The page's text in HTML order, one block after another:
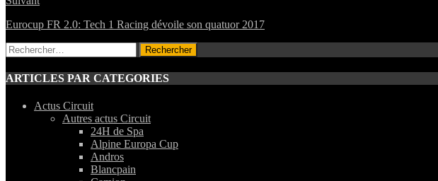
Eurocup FR 2.0: Tech 1 Racing dévoile son quatuor 2017
Rechercher :
ARTICLES PAR CATEGORIES
Actus Circuit
Autres actus Circuit
24H de Spa
Alpine Europa Cup
Andros
Blancpain